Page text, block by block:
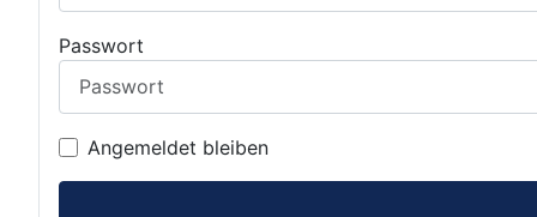
Passwort
Angemeldet bleiben